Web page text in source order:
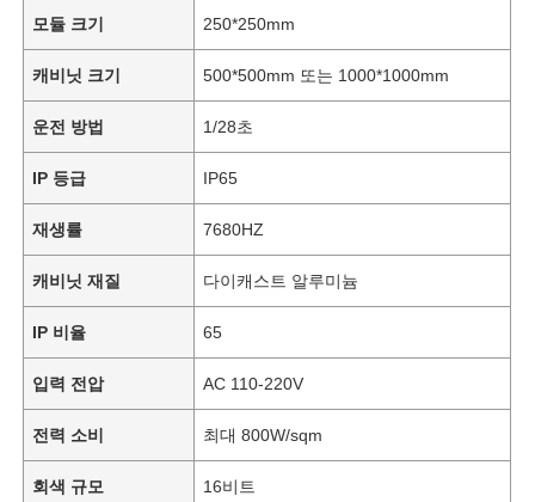
모듈 크기 250*250mm
캐비닛 크기 500*500mm 또는 1000*1000mm
운전 방법 1/28초
IP 등급 IP65
재생률 7680HZ
캐비닛 재질 다이캐스트 알루미늄
IP 비율 65
입력 전압 AC 110-220V
전력 소비 최대 800W/sqm
회색 규모 16비트